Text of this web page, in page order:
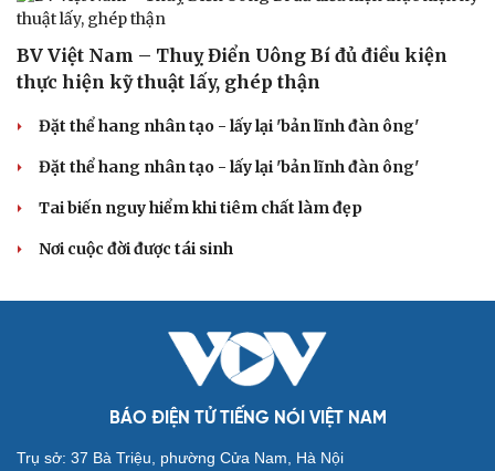
Du lịch
Săn Tour
check-in
Câu chuyện thời sự
Đọc truyện đêm khuya
Cửa sổ tình yêu
Hạt giống tâm hồn
BV Việt Nam – Thuỵ Điển Uông Bí đủ điều kiện
thực hiện kỹ thuật lấy, ghép thận
Đặt thể hang nhân tạo - lấy lại 'bản lĩnh đàn ông'
Đặt thể hang nhân tạo - lấy lại 'bản lĩnh đàn ông'
Tai biến nguy hiểm khi tiêm chất làm đẹp
Nơi cuộc đời được tái sinh
BÁO ĐIỆN TỬ TIẾNG NÓI VIỆT NAM
Trụ sở: 37 Bà Triệu, phường Cửa Nam, Hà Nội